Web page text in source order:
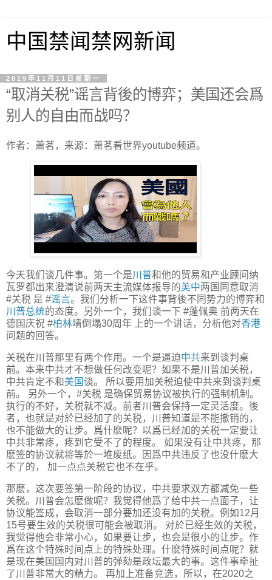
中国禁闻禁网新闻
2019年11月11日星期一
“取消关税”谣言背後的博弈；美国还会爲
别人的自由而战吗？
作者：萧茗，来源：萧茗看世界youtube频道。
今天我们谈几件事。第一个是川普和他的贸易和产业顾问纳
瓦罗都出来澄清说前两天主流媒体报导的美中两国同意取消
#关税 是 #谣言。我们分析一下这件事背後不同势力的博弈和
川普总统的态度。另外一个，我们谈一下 #蓬佩奥 前两天在
德国庆祝 #柏林墙倒塌30周年 上的一个讲话，分析他对香港
问题的回答。
关税在川普那里有两个作用。一个是逼迫中共来到谈判桌
前。本来中共才不想做任何改变呢？如果不是川普加关税，
中共肯定不和美国谈。 所以要用加关税迫使中共来到谈判桌
前。 另外一个，#关税 是确保贸易协议被执行的强制机制。
执行的不好，关税就不减。前者川普会保持一定灵活度。後
者，也就是对於已经加了的关税，川普知道是不能撤销的，
也不能做大的让步。爲什麽呢？以爲已经加的关税一定要让
中共非常疼，疼到它受不了的程度。 如果没有让中共疼，那
麽签的协议就将等於一堆废纸。因爲中共违反了也没什麽大
不了的， 加一点点关税它也不在乎。
那麽，这次要签第一阶段的协议，中共要求双方都减免一些
关税。川普会怎麽做呢？我觉得他爲了给中共一点面子，让
协议能签成，会取消一部分要加还没有加的关税。例如12月
15号要生效的关税很可能会被取消。 对於已经生效的关税，
我觉得他会非常小心，如果要让步，也会是很小的让步。作
爲在这个特殊时间点上的特殊处理。什麽特殊时间点呢？就
是现在美国国内对川普的弹劾是政坛最大的事。这件事牵扯
了川普非常大的精力。 再加上准备竞选，所以，在2020之